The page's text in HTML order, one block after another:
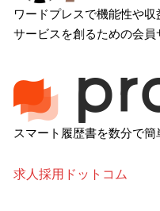
ワードプレスで機能性や
サービスを創るための会員
スマート履歴書を数分で簡
求人採用ドットコム